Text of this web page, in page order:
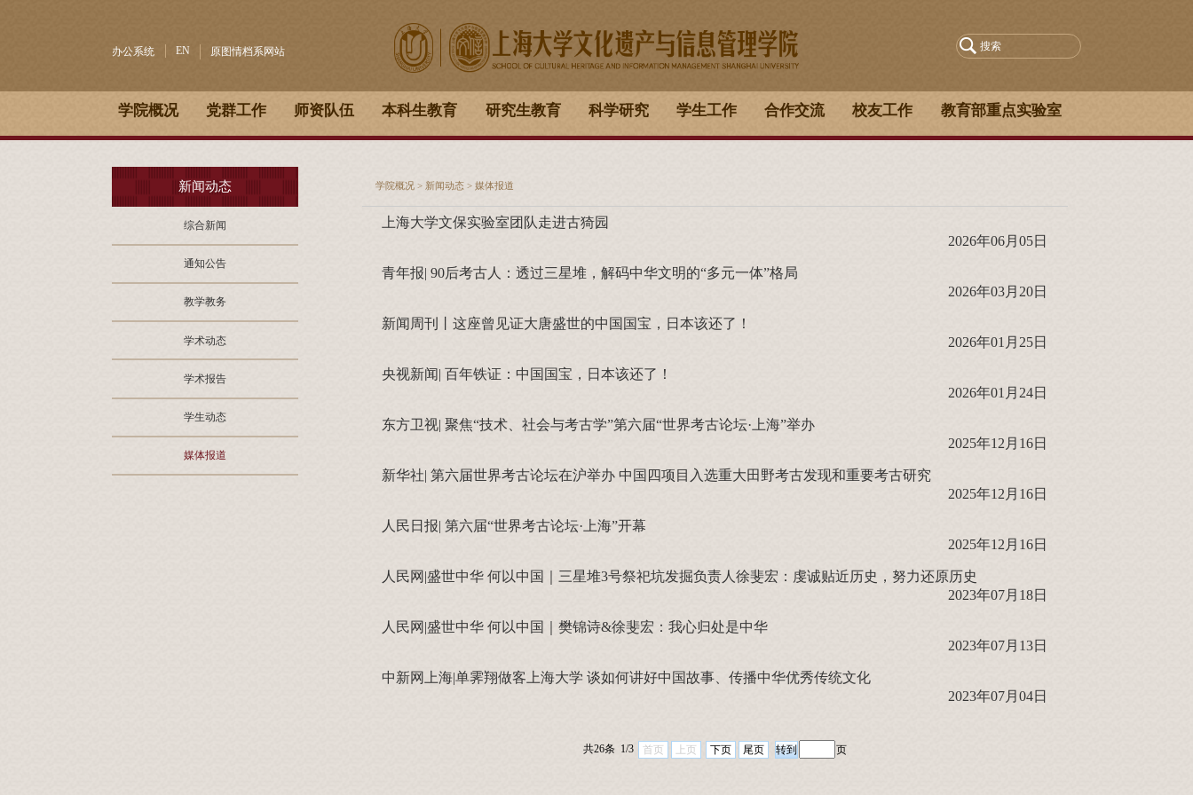
办公系统 EN 原图情档系网站
学院概况 党群工作 师资队伍 本科生教育 研究生教育 科学研究 学生工作 合作交流 校友工作 教育部重点实验室
新闻动态
综合新闻
通知公告
教学教务
学术动态
学术报告
学生动态
媒体报道
学院概况> 新闻动态 > 媒体报道
上海大学文保实验室团队走进古猗园
2026年06月05日
青年报| 90后考古人：透过三星堆，解码中华文明的“多元一体”格局
2026年03月20日
新闻周刊丨这座曾见证大唐盛世的中国国宝，日本该还了！
2026年01月25日
央视新闻| 百年铁证：中国国宝，日本该还了！
2026年01月24日
东方卫视| 聚焦“技术、社会与考古学”第六届“世界考古论坛·上海”举办
2025年12月16日
新华社| 第六届世界考古论坛在沪举办 中国四项目入选重大田野考古发现和重要考古研究
2025年12月16日
人民日报| 第六届“世界考古论坛·上海”开幕
2025年12月16日
人民网|盛世中华 何以中国｜三星堆3号祭祀坑发掘负责人徐斐宏：虔诚贴近历史，努力还原历史
2023年07月18日
人民网|盛世中华 何以中国｜樊锦诗&徐斐宏：我心归处是中华
2023年07月13日
中新网上海|单霁翔做客上海大学 谈如何讲好中国故事、传播中华优秀传统文化
2023年07月04日
共26条 1/3 首页 上页 下页 尾页 页